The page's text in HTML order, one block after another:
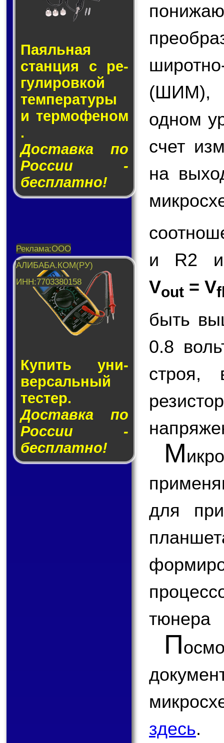
Паяльная
стан­ция с ре­
гу­ли­ров­кой
тем­пе­ра­ту­ры
и тер­мо­фе­ном
.
Доставка по
России -
бесплатно!
Купить уни­
вер­саль­ный
тес­тер.
Доставка по
России -
бесплатно!
(ШИМ),
одном
счет
на
и R2 и
Vout = V
быть
0.8
строя,
М
для
тюнера
П
здесь.